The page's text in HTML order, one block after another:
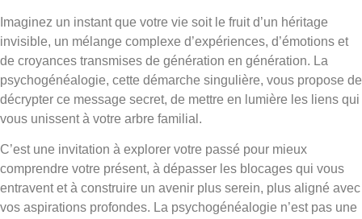
Imaginez un instant que votre vie soit le fruit d’un héritage
invisible, un mélange complexe d’expériences, d’émotions et
de croyances transmises de génération en génération. La
psychogénéalogie, cette démarche singulière, vous propose de
décrypter ce message secret, de mettre en lumière les liens qui
vous unissent à votre arbre familial.
C’est une invitation à explorer votre passé pour mieux
comprendre votre présent, à dépasser les blocages qui vous
entravent et à construire un avenir plus serein, plus aligné avec
vos aspirations profondes. La psychogénéalogie n’est pas une